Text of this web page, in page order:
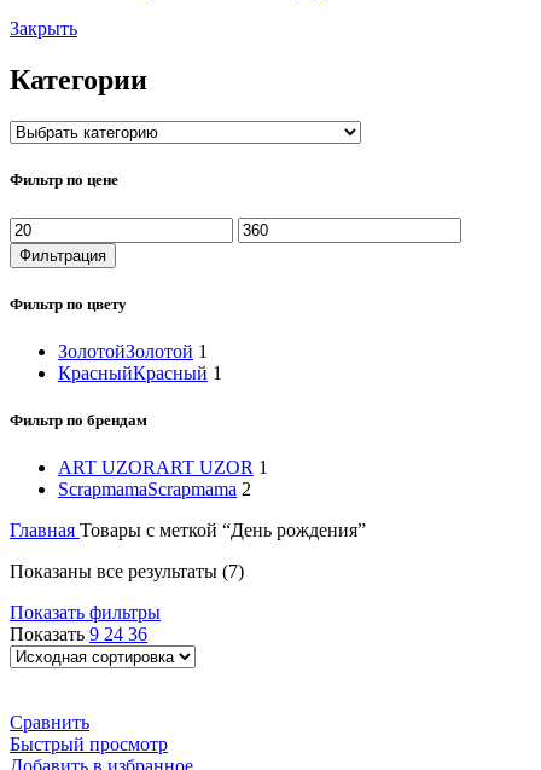
Закрыть
Категории
Фильтр по цене
Минимальная
цена
Максимальная
цена
Фильтрация
Фильтр по цвету
ЗолотойЗолотой 1
КрасныйКрасный 1
Фильтр по брендам
ART UZORART UZOR 1
ScrapmamaScrapmama 2
Главная Товары с меткой “День рождения”
Показаны все результаты (7)
Показать фильтры
Показать 9 24 36
Сравнить
Быстрый просмотр